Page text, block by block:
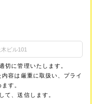
切に管理いたします。
容は厳重に取扱い、プライ
す。
て、送信します。